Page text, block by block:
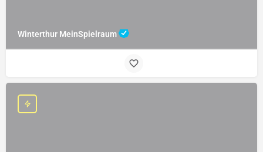
Winterthur MeinSpielraum